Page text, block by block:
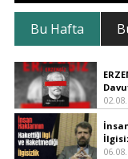
Bu Hafta